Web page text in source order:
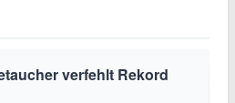
verfehlt Rekord